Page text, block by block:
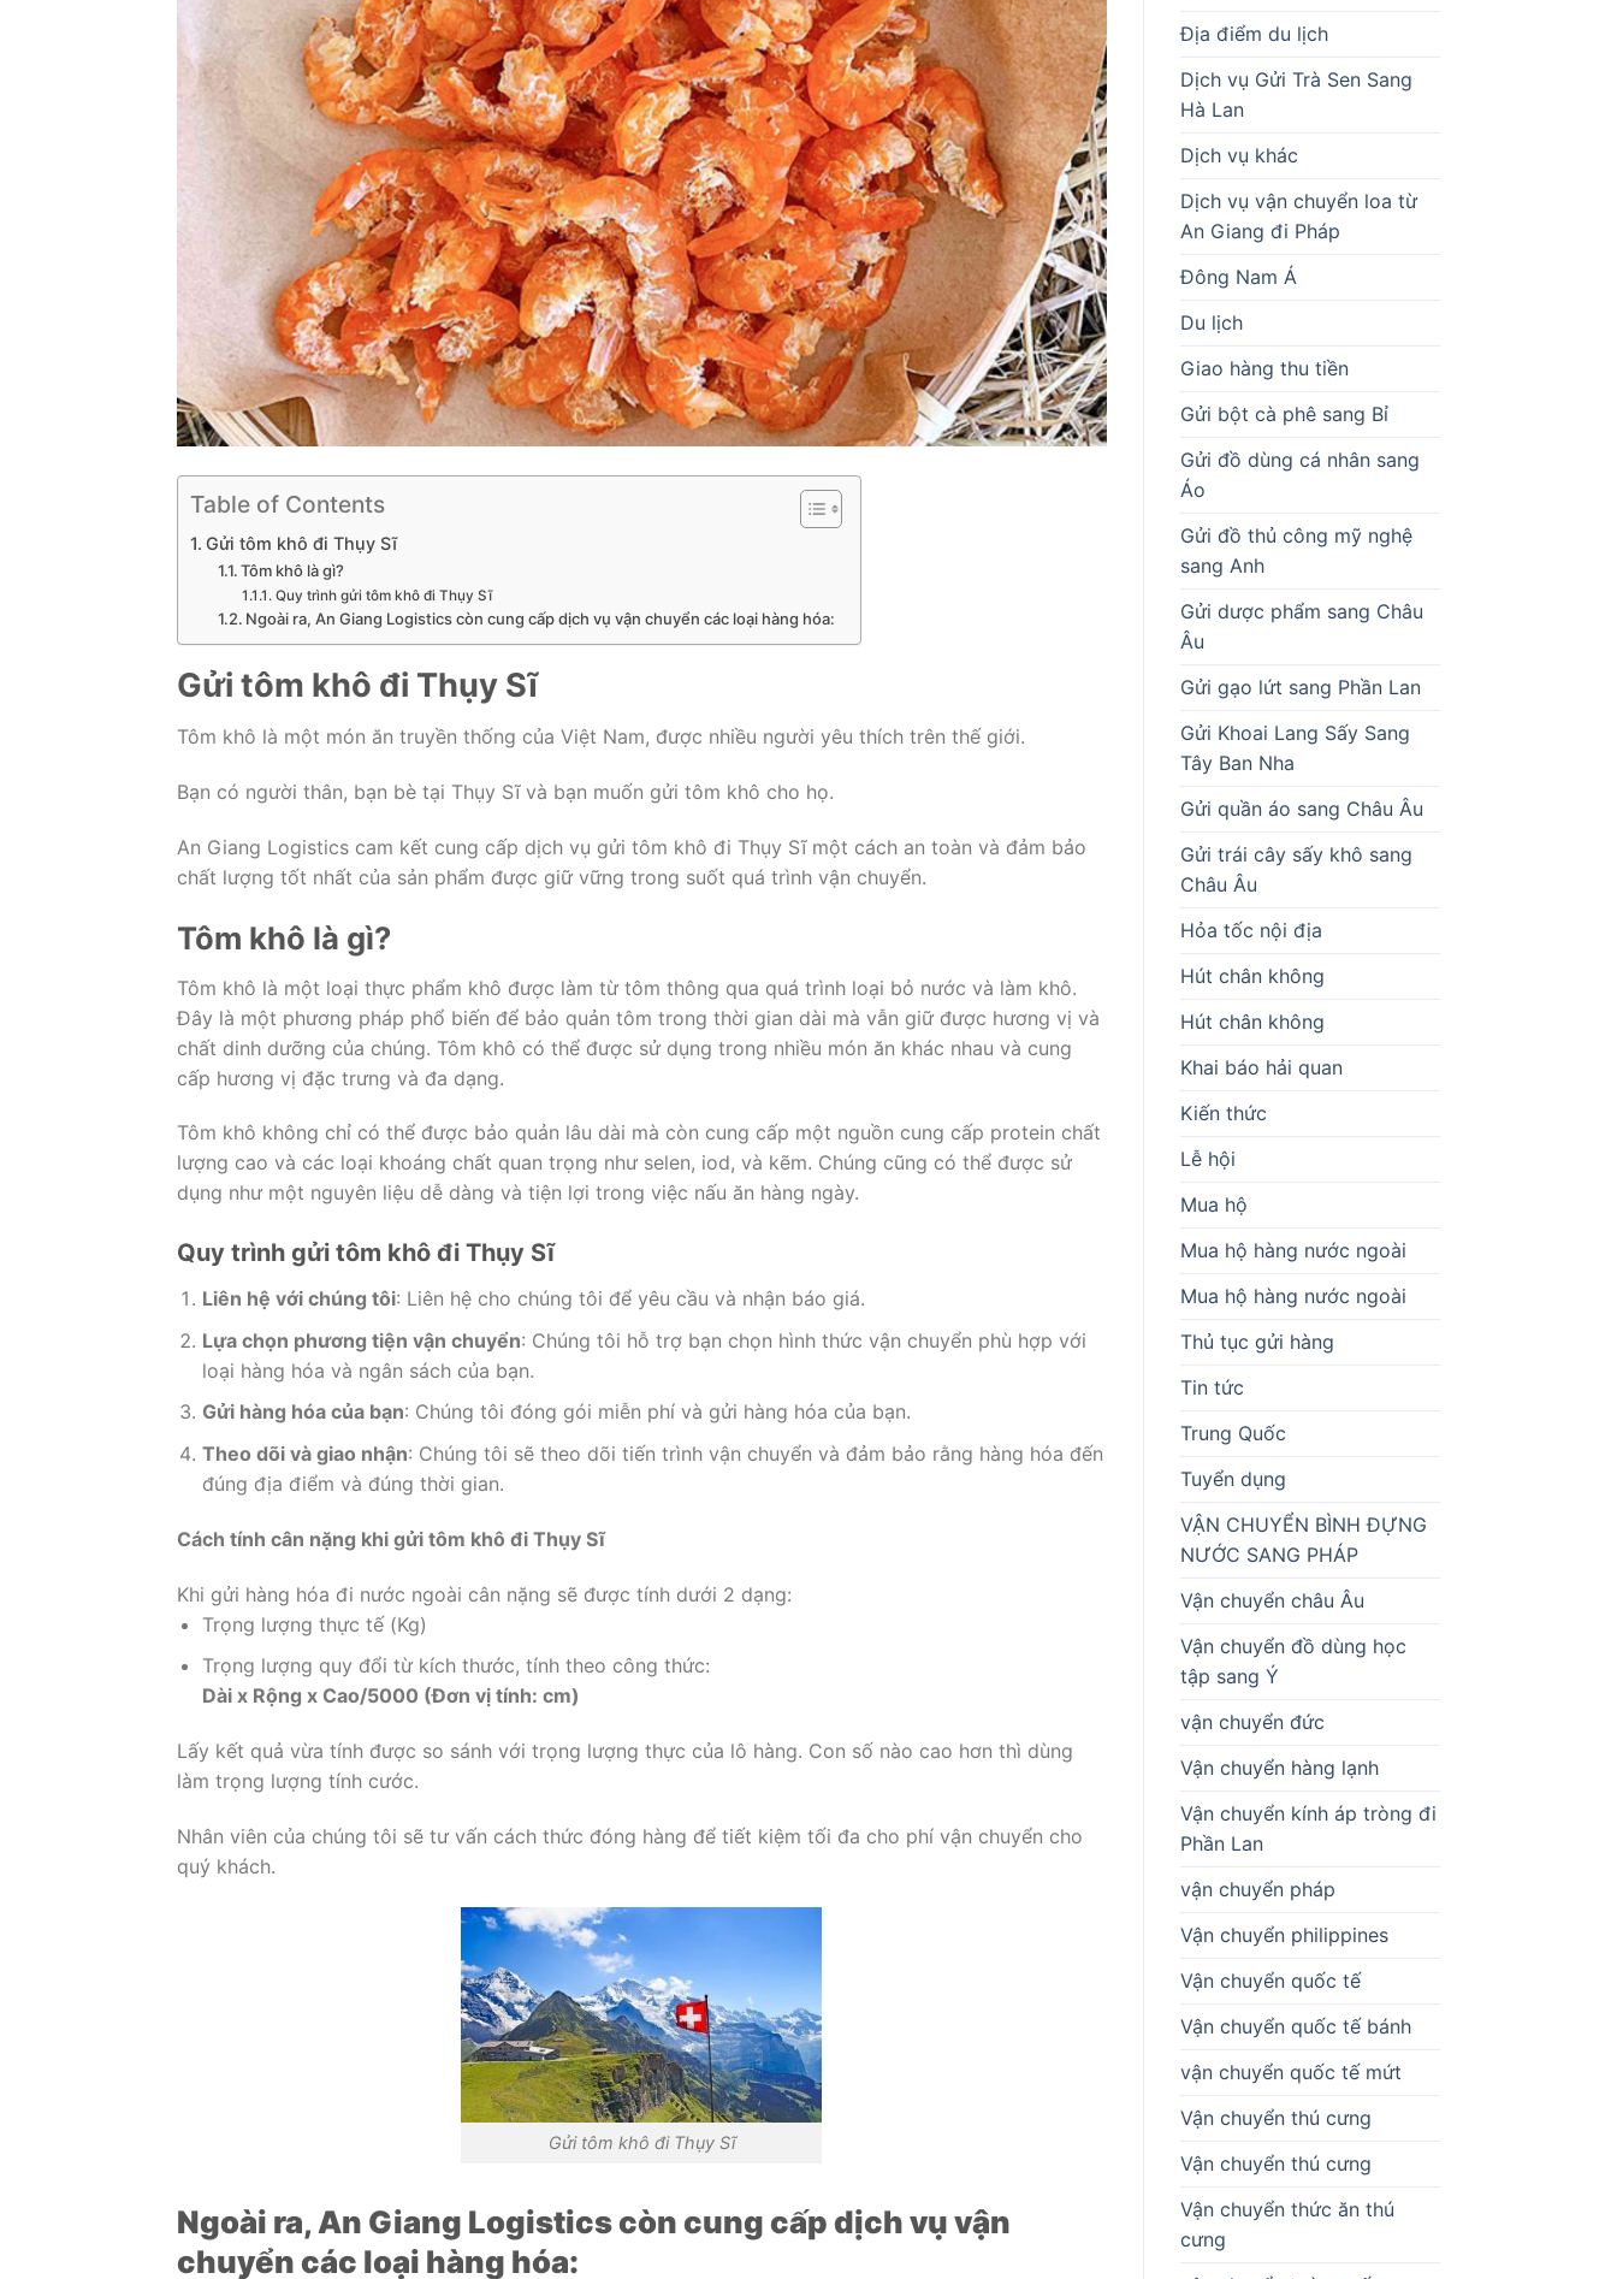
Table of Contents
Gửi tôm khô đi Thụy Sĩ
Tôm khô là gì?
Quy trình gửi tôm khô đi Thụy Sĩ
Ngoài ra, An Giang Logistics còn cung cấp dịch vụ vận chuyển các loại hàng hóa:
Gửi tôm khô đi Thụy Sĩ
Tôm khô là một món ăn truyền thống của Việt Nam, được nhiều người yêu thích trên thế giới.
Bạn có người thân, bạn bè tại Thụy Sĩ và bạn muốn gửi tôm khô cho họ.
An Giang Logistics cam kết cung cấp dịch vụ gửi tôm khô đi Thụy Sĩ một cách an toàn và đảm bảo
chất lượng tốt nhất của sản phẩm được giữ vững trong suốt quá trình vận chuyển.
Tôm khô là gì?
Tôm khô là một loại thực phẩm khô được làm từ tôm thông qua quá trình loại bỏ nước và làm khô.
Đây là một phương pháp phổ biến để bảo quản tôm trong thời gian dài mà vẫn giữ được hương vị và
chất dinh dưỡng của chúng. Tôm khô có thể được sử dụng trong nhiều món ăn khác nhau và cung
cấp hương vị đặc trưng và đa dạng.
Tôm khô không chỉ có thể được bảo quản lâu dài mà còn cung cấp một nguồn cung cấp protein chất
lượng cao và các loại khoáng chất quan trọng như selen, iod, và kẽm. Chúng cũng có thể được sử
dụng như một nguyên liệu dễ dàng và tiện lợi trong việc nấu ăn hàng ngày.
Quy trình gửi tôm khô đi Thụy Sĩ
Liên hệ với chúng tôi: Liên hệ cho chúng tôi để yêu cầu và nhận báo giá.
Lựa chọn phương tiện vận chuyển: Chúng tôi hỗ trợ bạn chọn hình thức vận chuyển phù hợp với
loại hàng hóa và ngân sách của bạn.
Gửi hàng hóa của bạn: Chúng tôi đóng gói miễn phí và gửi hàng hóa của bạn.
Theo dõi và giao nhận: Chúng tôi sẽ theo dõi tiến trình vận chuyển và đảm bảo rằng hàng hóa đến
đúng địa điểm và đúng thời gian.
Cách tính cân nặng khi gửi tôm khô đi Thụy Sĩ
Khi gửi hàng hóa đi nước ngoài cân nặng sẽ được tính dưới 2 dạng:
Trọng lượng thực tế (Kg)
Trọng lượng quy đổi từ kích thước, tính theo công thức:
Dài x Rộng x Cao/5000 (Đơn vị tính: cm)
Lấy kết quả vừa tính được so sánh với trọng lượng thực của lô hàng. Con số nào cao hơn thì dùng
làm trọng lượng tính cước.
Nhân viên của chúng tôi sẽ tư vấn cách thức đóng hàng để tiết kiệm tối đa cho phí vận chuyển cho
quý khách.
Gửi tôm khô đi Thụy Sĩ
Ngoài ra, An Giang Logistics còn cung cấp dịch vụ vận
chuyển các loại hàng hóa:
Địa điểm du lịch
Dịch vụ Gửi Trà Sen Sang
Hà Lan
Dịch vụ khác
Dịch vụ vận chuyển loa từ
An Giang đi Pháp
Đông Nam Á
Du lịch
Giao hàng thu tiền
Gửi bột cà phê sang Bỉ
Gửi đồ dùng cá nhân sang
Áo
Gửi đồ thủ công mỹ nghệ
sang Anh
Gửi dược phẩm sang Châu
Âu
Gửi gạo lứt sang Phần Lan
Gửi Khoai Lang Sấy Sang
Tây Ban Nha
Gửi quần áo sang Châu Âu
Gửi trái cây sấy khô sang
Châu Âu
Hỏa tốc nội địa
Hút chân không
Hút chân không
Khai báo hải quan
Kiến thức
Lễ hội
Mua hộ
Mua hộ hàng nước ngoài
Mua hộ hàng nước ngoài
Thủ tục gửi hàng
Tin tức
Trung Quốc
Tuyển dụng
VẬN CHUYỂN BÌNH ĐỰNG
NƯỚC SANG PHÁP
Vận chuyển châu Âu
Vận chuyển đồ dùng học
tập sang Ý
vận chuyển đức
Vận chuyển hàng lạnh
Vận chuyển kính áp tròng đi
Phần Lan
vận chuyển pháp
Vận chuyển philippines
Vận chuyển quốc tế
Vận chuyển quốc tế bánh
vận chuyển quốc tế mứt
Vận chuyển thú cưng
Vận chuyển thú cưng
Vận chuyển thức ăn thú
cưng